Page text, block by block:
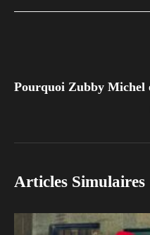
Articles Simulaires